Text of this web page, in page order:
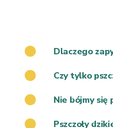
Dlaczego
Czy tylko
Nie bójmy się
Pszczoły